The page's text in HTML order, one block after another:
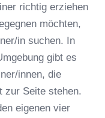
und
in
in
richtig erziehen
möchten,
in suchen. In
gibt es
innen, die
zur Seite stehen.
eigenen vier